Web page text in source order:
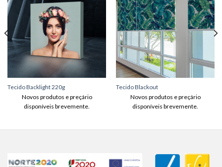
Tecido Backlight 220g
Novos produtos e preçário
disponíveis brevemente.
aos meus
desejos
Tecido Blackout
Novos produtos e preçário
disponíveis brevemente.